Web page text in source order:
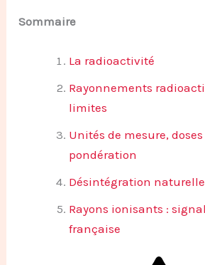
Sommaire
La radioactivité
Rayonnements
limites
Unités de mesure,
pondération
Désintégration naturelle
Rayons ionisants :
française